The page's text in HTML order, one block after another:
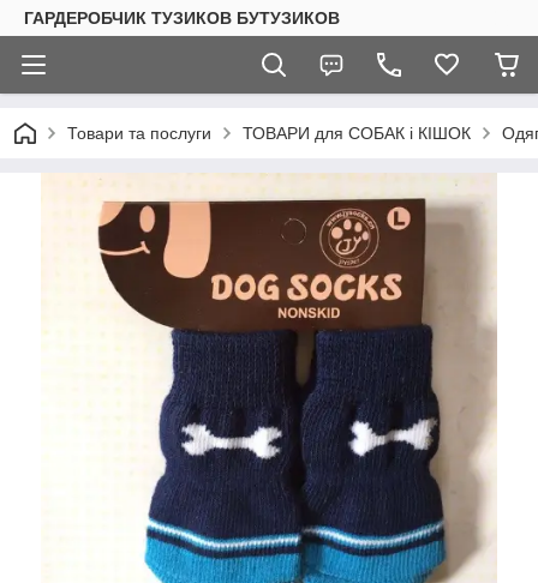
ГАРДЕРОБЧИК ТУЗИКОВ БУТУЗИКОВ
Товари та послуги ТОВАРИ для СОБАК і КІШОК